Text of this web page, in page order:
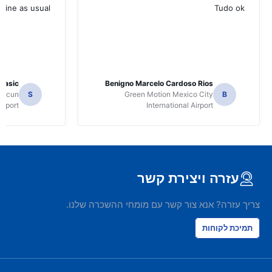
Tudo ok
B
Benigno Marcelo Cardoso Rios
Green Motion Mexico City
International Airport
as usual.
S
עזרה ויצירת קשר
צריך עזרה? אנא צור קשר עם מומחי ההשכרה שלנו.
תמיכת לקוחות